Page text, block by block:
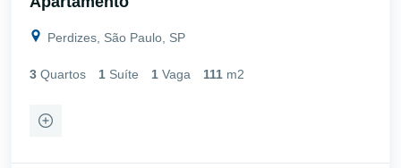
Perdizes, São Paulo, SP
3 Quartos 1 Suíte 1 Vaga 111 m2